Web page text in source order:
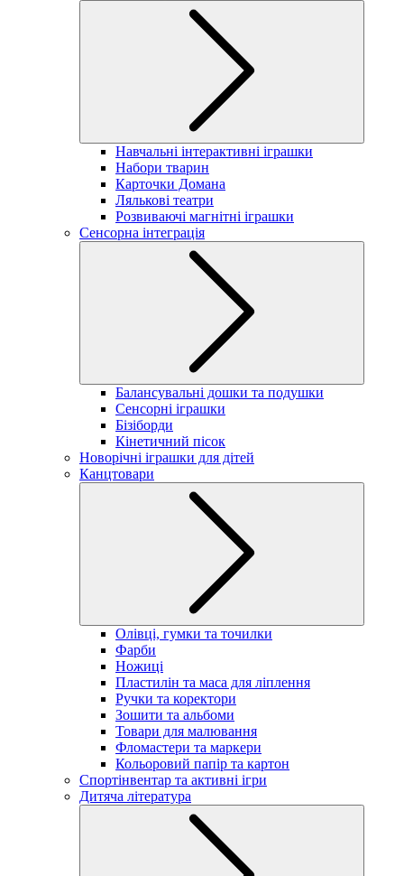
Навчальні інтерактивні іграшки
Набори тварин
Карточки Домана
Лялькові театри
Розвиваючі магнітні іграшки
Сенсорна інтеграція
Балансувальні дошки та подушки
Сенсорні іграшки
Бізіборди
Кінетичний пісок
Новорічні іграшки для дітей
Канцтовари
Олівці, гумки та точилки
Фарби
Ножиці
Пластилін та маса для ліплення
Ручки та коректори
Зошити та альбоми
Товари для малювання
Фломастери та маркери
Кольоровий папір та картон
Спортінвентар та активні ігри
Дитяча література